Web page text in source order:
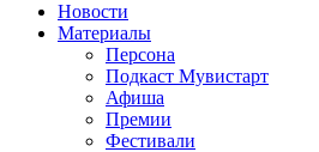
Новости
Материалы
Персона
Подкаст Мувистарт
Афиша
Премии
Фестивали